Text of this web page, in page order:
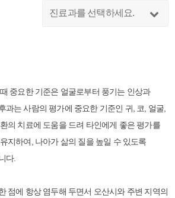
진료과를 선택하세요.
중요한 기준은 얼굴로부터 풍기는 인상과
과는 사람의 평가에 중요한 기준인 귀, 코, 얼굴,
의 치료에 도움을 드려 타인에게 좋은 평가를
지하여, 나아가 삶의 질을 높일 수 있도록
다.
점에 항상 염두해 두면서 오산시와 주변 지역의